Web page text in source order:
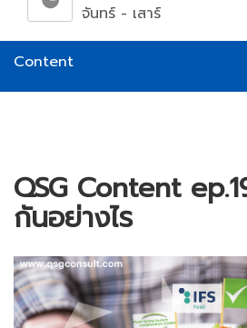
จันทร์ - เสาร์
Content
QSG Content
กันอย่างไร